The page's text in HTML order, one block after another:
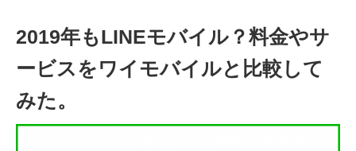
2019年もLINEモバイル？料金やサ
ービスをワイモバイルと比較して
みた。